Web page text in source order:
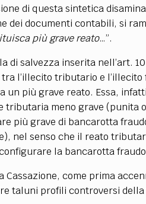
di questa sintetica
dei documenti contabili, si
più grave reato…”.
di salvezza inserita nell’art.
l’illecito tributario e
un più grave reato. Essa,
tributaria meno grave (punita
più grave di bancarotta
nel senso che il reato
la bancarotta
Cassazione, come prima
taluni profili controversi